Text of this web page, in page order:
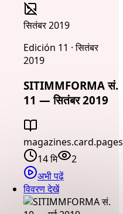
सितंबर 2019
Edición 11 · सितंबर
2019
SITIMMFORMA सं.
11 — सितंबर 2019
magazines.card.pages
14 मि
2
अभी पढ़ें
विवरण देखें